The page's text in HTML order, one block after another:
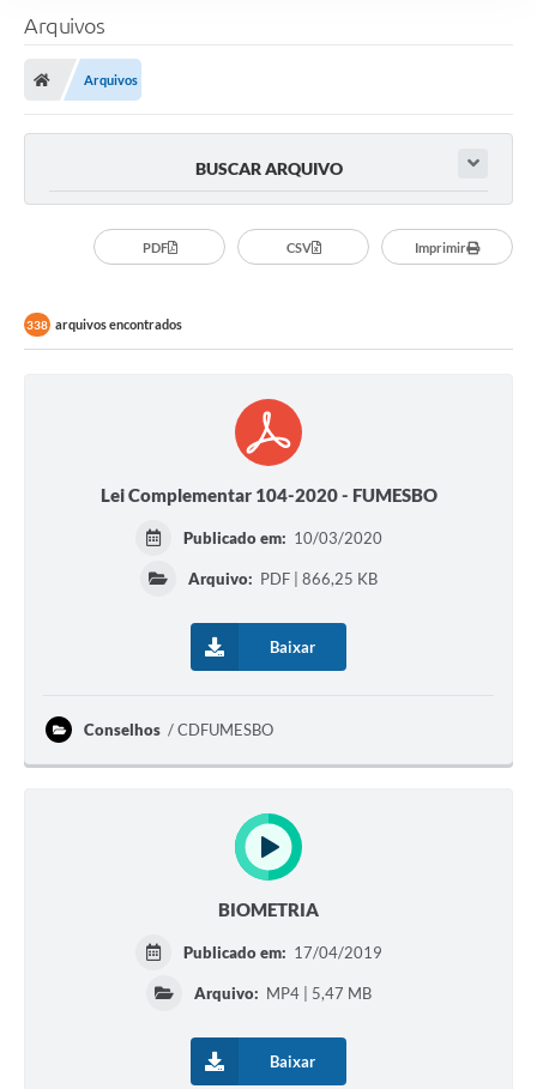
Arquivos
Arquivos
BUSCAR ARQUIVO
PDF CSV Imprimir
338 arquivos encontrados
Lei Complementar 104-2020 - FUMESBO
Publicado em: 10/03/2020
Arquivo: PDF | 866,25 KB
Baixar
Conselhos CDFUMESBO
BIOMETRIA
Publicado em: 17/04/2019
Arquivo: MP4 | 5,47 MB
Baixar